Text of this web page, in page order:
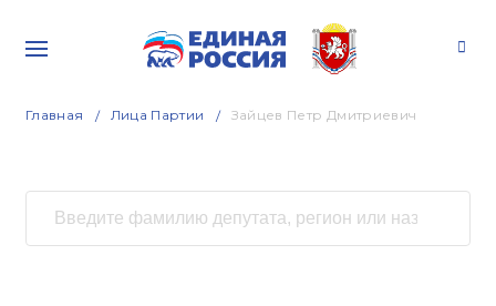
Главная Лица Партии Зайцев Петр Дмитриевич